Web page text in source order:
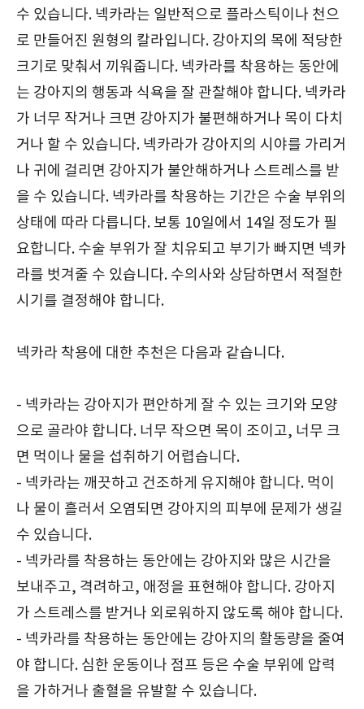
수 있습니다. 넥카라는 일반적으로 플라스틱이나 천으
로 만들어진 원형의 칼라입니다. 강아지의 목에 적당한
크기로 맞춰서 끼워줍니다. 넥카라를 착용하는 동안에
는 강아지의 행동과 식욕을 잘 관찰해야 합니다. 넥카라
가 너무 작거나 크면 강아지가 불편해하거나 목이 다치
거나 할 수 있습니다. 넥카라가 강아지의 시야를 가리거
나 귀에 걸리면 강아지가 불안해하거나 스트레스를 받
을 수 있습니다. 넥카라를 착용하는 기간은 수술 부위의
상태에 따라 다릅니다. 보통 10일에서 14일 정도가 필
요합니다. 수술 부위가 잘 치유되고 부기가 빠지면 넥카
라를 벗겨줄 수 있습니다. 수의사와 상담하면서 적절한
시기를 결정해야 합니다.
넥카라 착용에 대한 추천은 다음과 같습니다.
- 넥카라는 강아지가 편안하게 잘 수 있는 크기와 모양
으로 골라야 합니다. 너무 작으면 목이 조이고, 너무 크
면 먹이나 물을 섭취하기 어렵습니다.
- 넥카라는 깨끗하고 건조하게 유지해야 합니다. 먹이
나 물이 흘러서 오염되면 강아지의 피부에 문제가 생길
수 있습니다.
- 넥카라를 착용하는 동안에는 강아지와 많은 시간을
보내주고, 격려하고, 애정을 표현해야 합니다. 강아지
가 스트레스를 받거나 외로워하지 않도록 해야 합니다.
- 넥카라를 착용하는 동안에는 강아지의 활동량을 줄여
야 합니다. 심한 운동이나 점프 등은 수술 부위에 압력
을 가하거나 출혈을 유발할 수 있습니다.